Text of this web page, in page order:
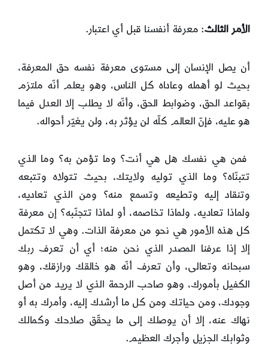
الأمر الثالث: معرفة أنفسنا قبل أي اعتبار.
أن يصل الإنسان إلى مستوى معرفة نفسه حق المعرفة،
بحيث لو أهمله وعاداه كل الناس، وهو يعلم أنّه ملتزم
بقواعد الحق، وضوابط الحق، وأنّه لا يطلب إلا العدل فيما
هو عليه، فإنّ العالم كلّه لن يؤثر به، ولن يغيّر أحواله.
فمن هي نفسك هل هي أنت؟ وما تؤمن به؟ وما الذي
تتبنّاه؟ وما الذي توليه ولايتك، بحيث تتولاه وتتبعه
وتنقاد إليه وتطيعه وتسمع منه؟ ومن الذي تعاديه،
ولماذا تعاديه، ولماذا تخاصمه، أو لماذا تتجنّبه؟ إن معرفة
كل هذه الأمور هي نحو من معرفة الذات. وهي لا تكتمل
إلا إذا عرفنا المصدر الذي نحن منه؛ أي أن تعرف ربك
سبحانه وتعالى، وأن تعرف أنّه هو خالقك ورازقك، وهو
الكفيل بأمورك، وهو صاحب الرحمة الذي لا يريد من أصل
وجودك، ومن حياتك ومن كل ما أرشدك إليه، وأمرك به أو
نهاك عنه، إلا أن يوصلك إلى ما يحقّق صلاحك وكمالك
وثوابك الجزيل وأجرك العظيم.